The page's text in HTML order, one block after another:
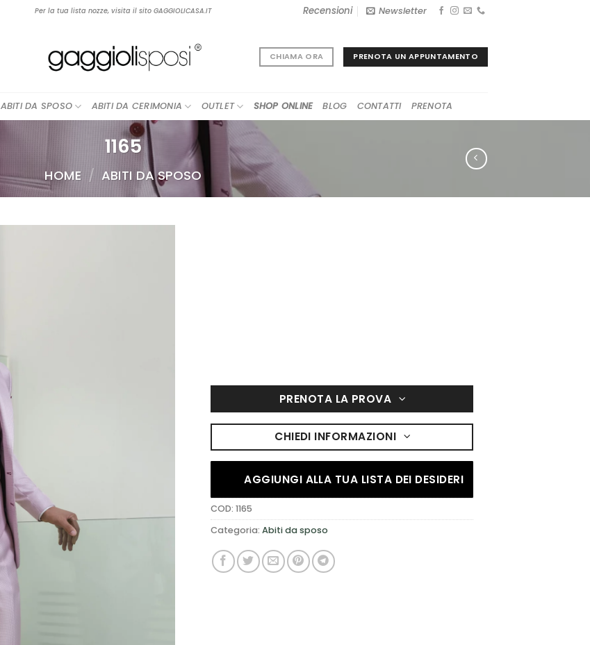
Per la tua lista nozze, visita il sito GAGGIOLICASA.IT Recensioni Newsletter
CHIAMA ORA PRENOTA UN APPUNTAMENTO
ABITI DA SPOSO ABITI DA CERIMONIA OUTLET SHOP ONLINE BLOG CONTATTI PRENOTA
1165
HOME / ABITI DA SPOSO
PRENOTA LA PROVA
CHIEDI INFORMAZIONI
AGGIUNGI ALLA TUA LISTA DEI DESIDERI
COD: 1165
Categoria: Abiti da sposo